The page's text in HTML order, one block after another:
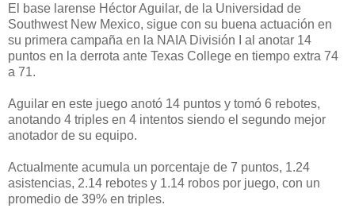
El base larense Héctor Aguilar, de la Universidad de
Southwest New Mexico, sigue con su buena actuación en
su primera campaña en la NAIA División I al anotar 14
puntos en la derrota ante Texas College en tiempo extra 74
a 71.
Aguilar en este juego anotó 14 puntos y tomó 6 rebotes,
anotando 4 triples en 4 intentos siendo el segundo mejor
anotador de su equipo.
Actualmente acumula un porcentaje de 7 puntos, 1.24
asistencias, 2.14 rebotes y 1.14 robos por juego, con un
promedio de 39% en triples.